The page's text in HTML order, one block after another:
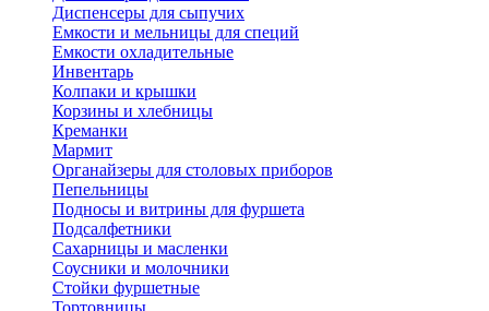
Диспенсеры для сыпучих
Емкости и мельницы для специй
Емкости охладительные
Инвентарь
Колпаки и крышки
Корзины и хлебницы
Креманки
Мармит
Органайзеры для столовых приборов
Пепельницы
Подносы и витрины для фуршета
Подсалфетники
Сахарницы и масленки
Соусники и молочники
Стойки фуршетные
Тортовницы